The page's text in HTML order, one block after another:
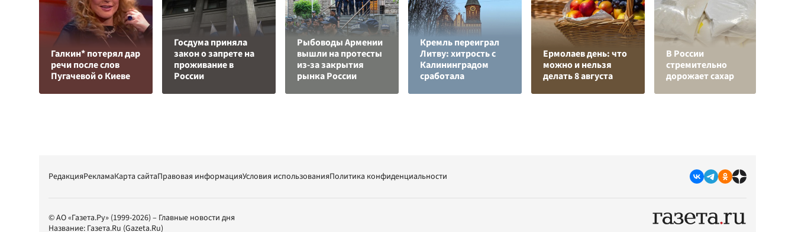
Галкин* потерял дар
речи после слов
Пугачевой о Киеве
Госдума приняла
закон о запрете на
проживание в
России
Рыбоводы Армении
вышли на протесты
из-за закрытия
рынка России
Кремль переиграл
Литву: хитрость с
Калининградом
сработала
Ермолаев день: что
можно и нельзя
делать 8 августа
В России
стремительно
дорожает сахар
РедакцияРекламаКарта сайтаПравовая информацияУсловия использованияПолитика конфиденциальности
© АО «Газета.Ру» (1999-2026) – Главные новости дня
Название: Газета.Ru (Gazeta.Ru)